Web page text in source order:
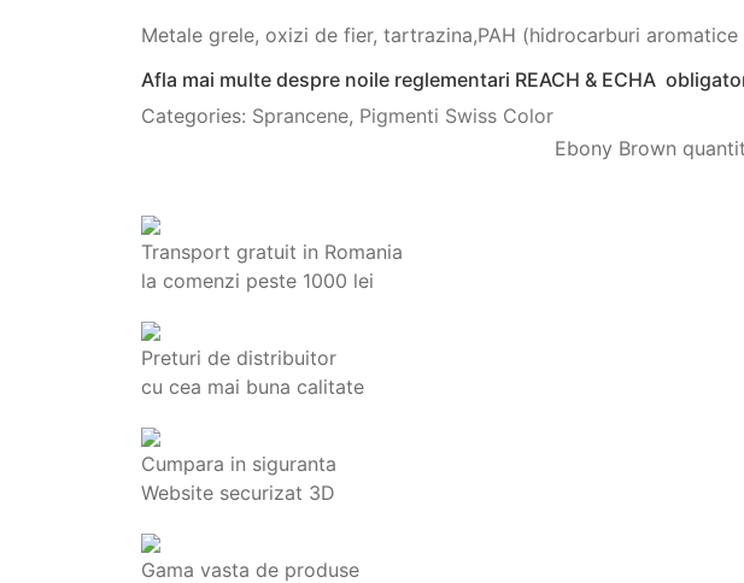
Metale grele, oxizi de fier, tartrazina,PAH (hidrocarburi
Afla mai multe despre noile reglementari REACH & ECHA
Categories: Sprancene, Pigmenti Swiss Color
Ebony Brown
Transport gratuit in Romania
la comenzi peste 1000 lei
Preturi de distribuitor
cu cea mai buna calitate
Cumpara in siguranta
Website securizat 3D
Gama vasta de produse